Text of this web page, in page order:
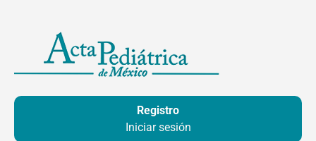
contenido
Registro
Iniciar sesión